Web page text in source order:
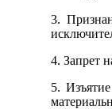
3.
4. Запрет
5.